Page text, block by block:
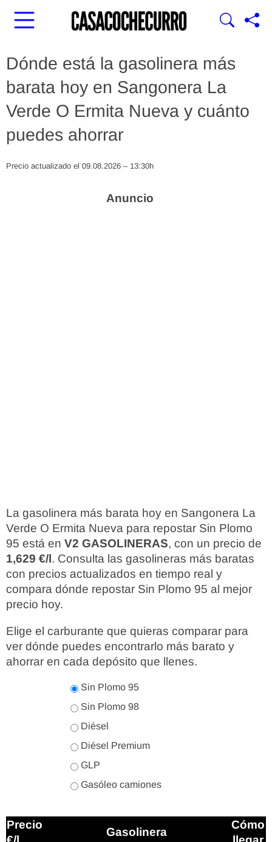
Dónde está la gasolinera más
barata hoy en Sangonera La
Verde O Ermita Nueva y cuánto
puedes ahorrar
Precio actualizado el 09.08.2026 – 13:30h
La gasolinera más barata hoy en Sangonera La
Verde O Ermita Nueva para repostar Sin Plomo
95 está en V2 GASOLINERAS, con un precio de
1,629 €/l. Consulta las gasolineras más baratas
con precios actualizados en tiempo real y
compara dónde repostar Sin Plomo 95 al mejor
precio hoy.
Elige el carburante que quieras comparar para
ver dónde puedes encontrarlo más barato y
ahorrar en cada depósito que llenes.
Sin Plomo 95
Sin Plomo 98
Diésel
Diésel Premium
GLP
Gasóleo camiones
Precio
Gasolinera
Cómo